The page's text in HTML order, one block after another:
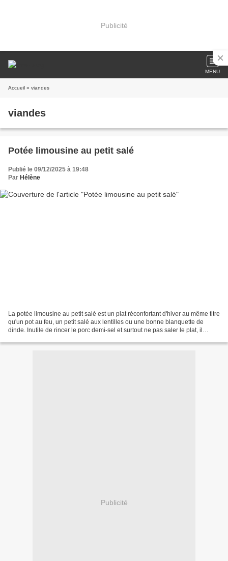
Publicité
MENU
Accueil » viandes
viandes
Potée limousine au petit salé
Publié le 09/12/2025 à 19:48
Par Hélène
La potée limousine au petit salé est un plat réconfortant d'hiver au même titre
qu'un pot au feu, un petit salé aux lentilles ou une bonne blanquette de
dinde. Inutile de rincer le porc demi-sel et surtout ne pas saler le plat, il
Publicité